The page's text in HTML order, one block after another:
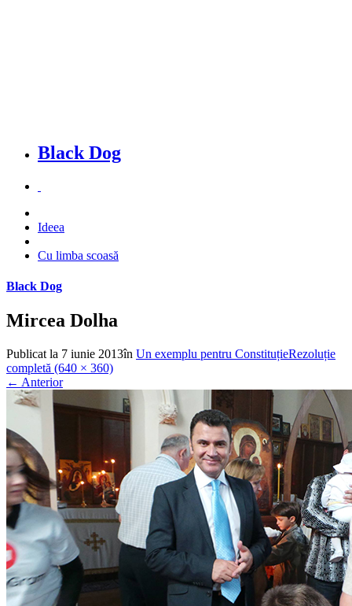
Black Dog
Ideea
Cu limba scoasă
Black Dog
Mircea Dolha
Publicat la 7 iunie 2013în Un exemplu pentru ConstituțieRezoluție
completă (640 × 360)
← Anterior